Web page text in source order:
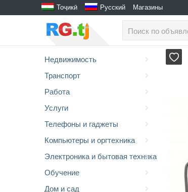
Тоҷикӣ Русский Магазины
Недвижимость
Транспорт
Работа
Услуги
Телефоны и гаджеты
Компьютеры и оргтехника
Электроника и бытовая техника
Обучение
Дом и сад